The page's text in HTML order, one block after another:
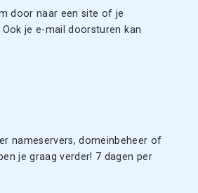
door naar een site of je
je e-mail doorsturen kan
nameservers, domeinbeheer of
je graag verder! 7 dagen per